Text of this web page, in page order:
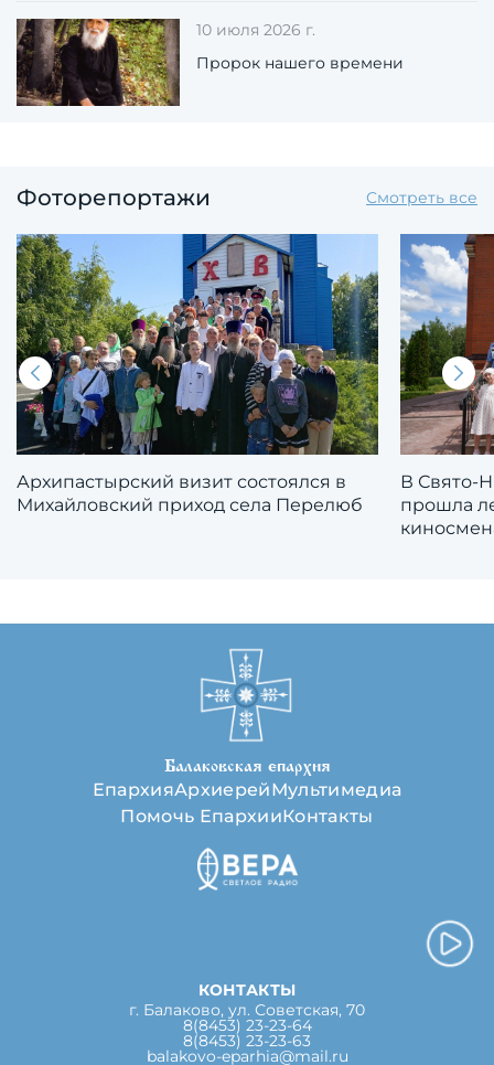
10 июля 2026 г.
Пророк нашего времени
Фоторепортажи Смотреть все
Архипастырский визит состоялся в
Михайловский приход села Перелюб
В Свято-
прошла
Балаковская епархия
ЕпархияАрхиерейМультимедиа
Помочь ЕпархииКонтакты
КОНТАКТЫ
г. Балаково, ул. Советская, 70
8(8453) 23-23-64
8(8453) 23-23-63
balakovo-eparhia@mail.ru